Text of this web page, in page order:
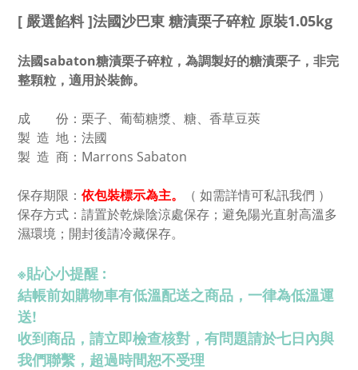
[ 嚴選餡料 ]法國沙巴東 糖漬栗子碎粒 原裝1.05kg
法國sabaton糖漬栗子碎粒，為調製好的糖漬栗子，非完
整顆粒，適用於裝飾。
成 份： 栗子、葡萄糖漿、糖、香草豆莢
製 造 地：法國
製 造 商：Marrons Sabaton
保存期限： 依包裝標示為主。 （ 如需詳情可私訊我們 ）
保存方式：請置於乾燥陰涼處保存；避免陽光直射高溫多
濕環境；開封後請冷藏保存。
※貼心小提醒 :
結帳前如購物車有低溫配送之商品，一律為低溫運
送!
收到商品，請立即檢查核對，有問題請於七日內與
我們聯繫，超過時間恕不受理